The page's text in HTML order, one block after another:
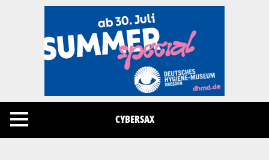
CYBERSAX
Cookies management panel